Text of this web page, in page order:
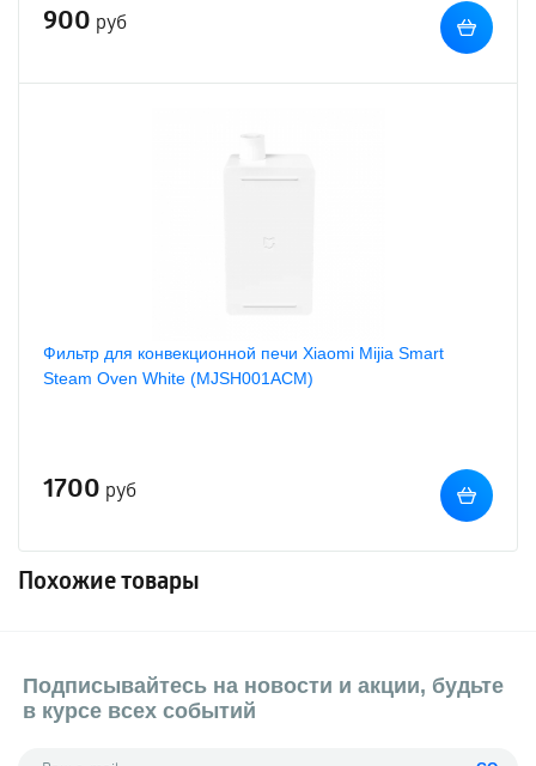
900 руб
Фильтр для конвекционной печи Xiaomi Mijia Smart
Steam Oven White (MJSH001ACM)
1700 руб
Похожие товары
Подписывайтесь на новости и акции, будьте
в курсе всех событий